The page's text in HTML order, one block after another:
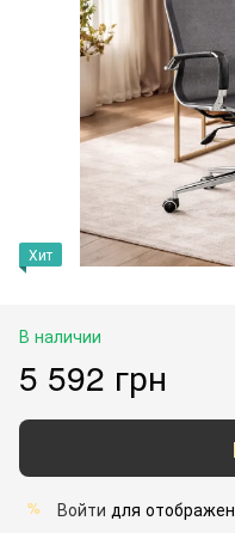
Хит
В наличии
5 592 грн
% Войти для